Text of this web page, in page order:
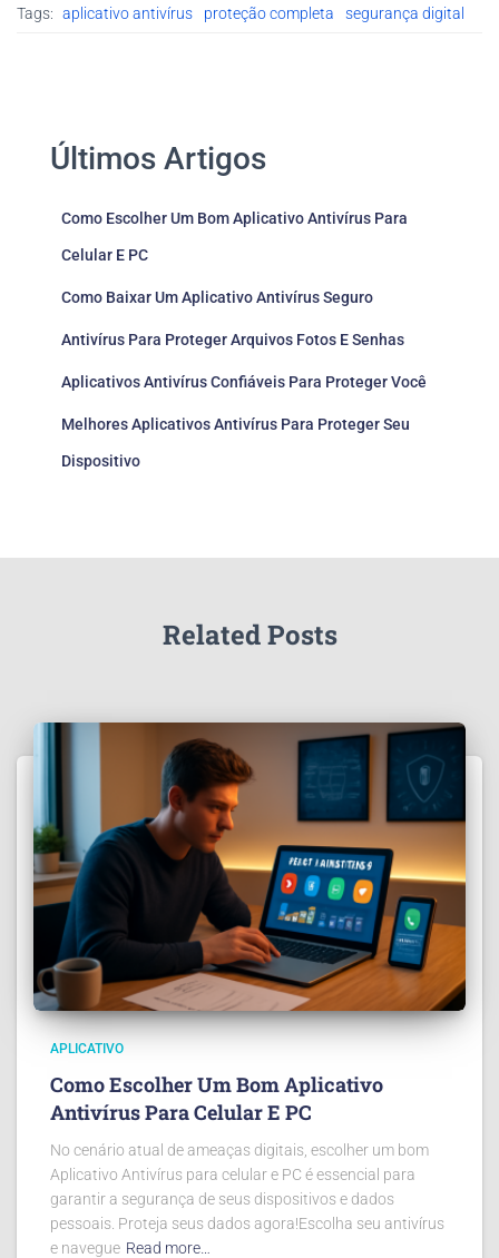
Tags: aplicativo antivírus proteção completa segurança digital
Últimos Artigos
Como Escolher Um Bom Aplicativo Antivírus Para
Celular E PC
Como Baixar Um Aplicativo Antivírus Seguro
Antivírus Para Proteger Arquivos Fotos E Senhas
Aplicativos Antivírus Confiáveis Para Proteger Você
Melhores Aplicativos Antivírus Para Proteger Seu
Dispositivo
Related Posts
APLICATIVO
Como Escolher Um Bom Aplicativo
Antivírus Para Celular E PC
No cenário atual de ameaças digitais, escolher um bom
Aplicativo Antivírus para celular e PC é essencial para
garantir a segurança de seus dispositivos e dados
pessoais. Proteja seus dados agora!Escolha seu antivírus
e navegue Read more…